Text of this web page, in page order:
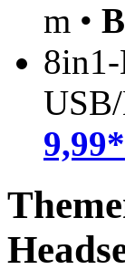
m •
9,99*